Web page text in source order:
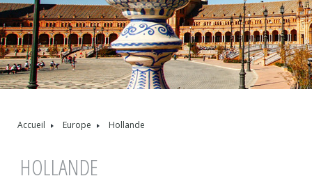
Accueil Europe Hollande
HOLLANDE